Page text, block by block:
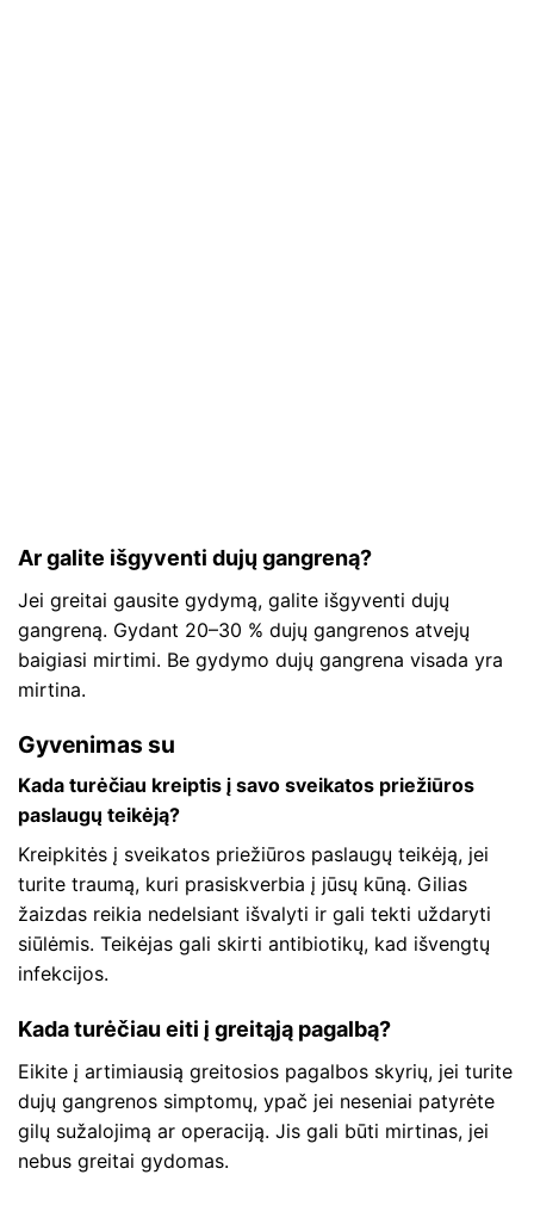
Ar galite išgyventi dujų gangreną?
Jei greitai gausite gydymą, galite išgyventi dujų
gangreną. Gydant 20–30 % dujų gangrenos atvejų
baigiasi mirtimi. Be gydymo dujų gangrena visada yra
mirtina.
Gyvenimas su
Kada turėčiau kreiptis į savo sveikatos priežiūros
paslaugų teikėją?
Kreipkitės į sveikatos priežiūros paslaugų teikėją, jei
turite traumą, kuri prasiskverbia į jūsų kūną. Gilias
žaizdas reikia nedelsiant išvalyti ir gali tekti uždaryti
siūlėmis. Teikėjas gali skirti antibiotikų, kad išvengtų
infekcijos.
Kada turėčiau eiti į greitąją pagalbą?
Eikite į artimiausią greitosios pagalbos skyrių, jei turite
dujų gangrenos simptomų, ypač jei neseniai patyrėte
gilų sužalojimą ar operaciją. Jis gali būti mirtinas, jei
nebus greitai gydomas.